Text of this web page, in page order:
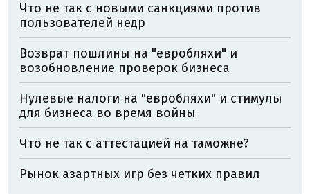
Что не так с новыми санкциями против
пользователей недр
Возврат пошлины на "евробляхи" и
возобновление проверок бизнеса
Нулевые налоги на "евробляхи" и стимулы
для бизнеса во время войны
Что не так с аттестацией на таможне?
Рынок азартных игр без четких правил